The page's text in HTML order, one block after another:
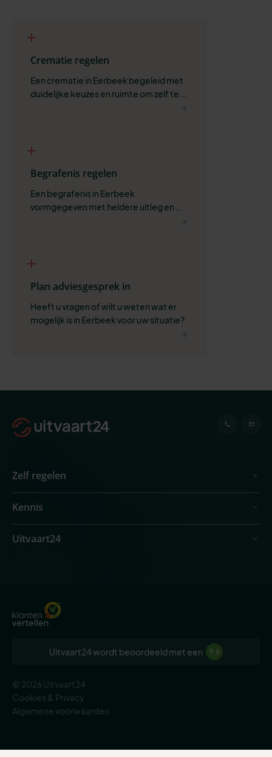
Crematie regelen
Een crematie in Eerbeek begeleid met
duidelijke keuzes en ruimte om zelf te
Begrafenis regelen
Een begrafenis in Eerbeek
vormgegeven met heldere uitleg en
Plan adviesgesprek in
Heeft u vragen of wilt u weten wat er
mogelijk is in Eerbeek voor uw situatie?
Zelf regelen
Kennis
Uitvaart24
Uitvaart24 wordt beoordeeld met een 9,6
© 2026 Uitvaart24
Cookies & Privacy
Algemene voorwaarden